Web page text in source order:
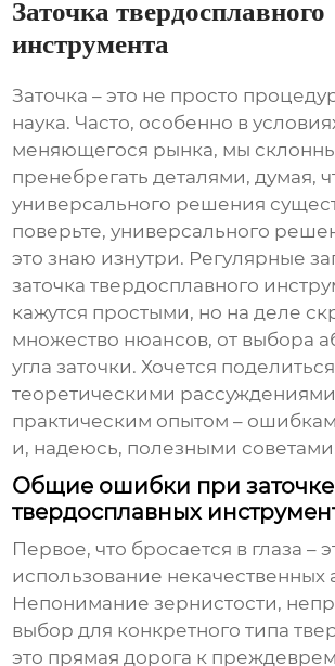
Заточка твердосплавного
инструмента
Заточка – это не просто
наука. Часто, особенно в
меняющегося рынка, мы
пренебрегать деталями, думая,
универсального решения
поверьте, универсального
это знаю изнутри. Регулярные
заточка твердосплавного
кажутся простыми, но на деле
множество нюансов, от выбора
угла заточки. Хочется
теоретическими
практическим опытом –
и, надеюсь, полезными
Общие ошибки при заточке
твердосплавных
Первое, что бросается в глаза –
использование некачественных
Непонимание зернистости,
выбор для конкретного типа
это прямая дорога к